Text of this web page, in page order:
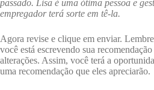
passado. Lisa é uma ótima pessoa e
empregador terá sorte em tê-la.
Agora revise e clique em enviar.
você está escrevendo sua
alterações. Assim, você terá a
uma recomendação que eles apreciarão.